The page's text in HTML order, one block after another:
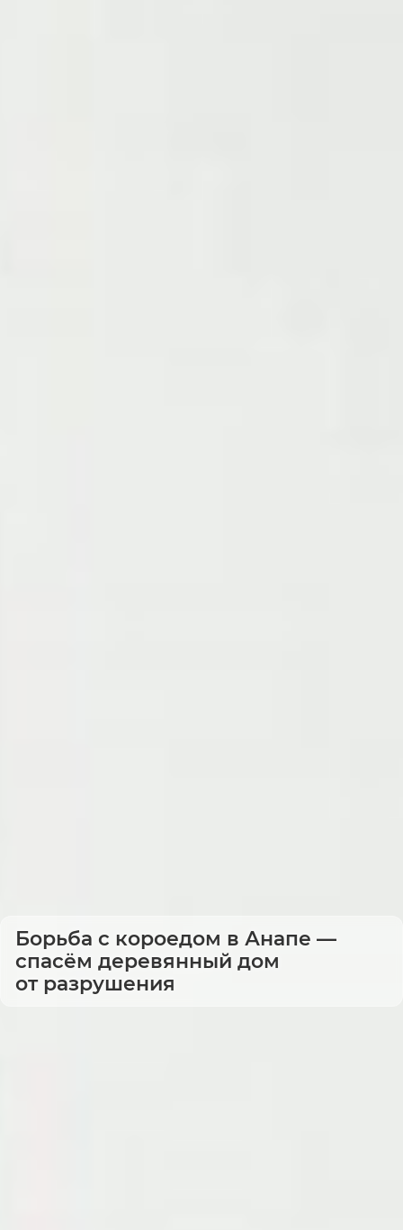
Борьба с короедом в Анапе —
спасём деревянный дом
от разрушения